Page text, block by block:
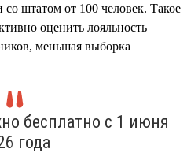
штатом от 100 человек. Такое
оценить лояльность
меньшая выборка
бесплатно с 1 июня
года